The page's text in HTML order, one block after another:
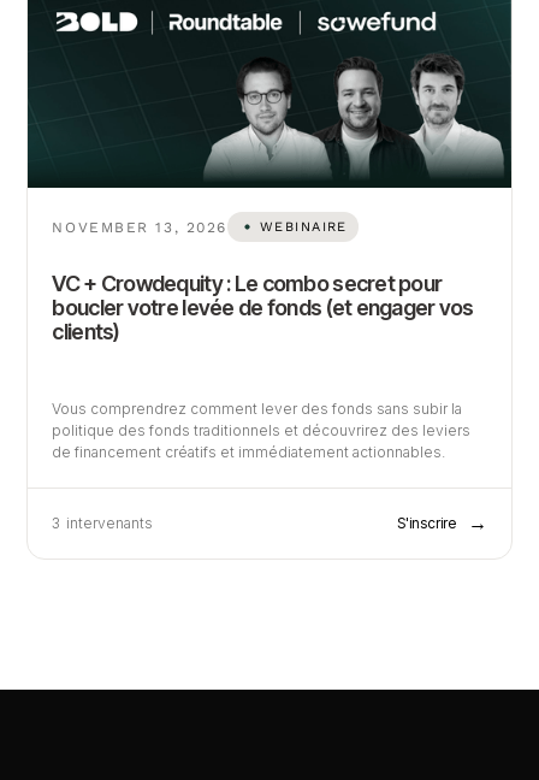
NOVEMBER 13, 2026 WEBINAIRE
VC + Crowdequity : Le combo secret pour
boucler votre levée de fonds (et engager vos
clients)
Vous comprendrez comment lever des fonds sans subir la
politique des fonds traditionnels et découvrirez des leviers
de financement créatifs et immédiatement actionnables.
3 intervenants S'inscrire →